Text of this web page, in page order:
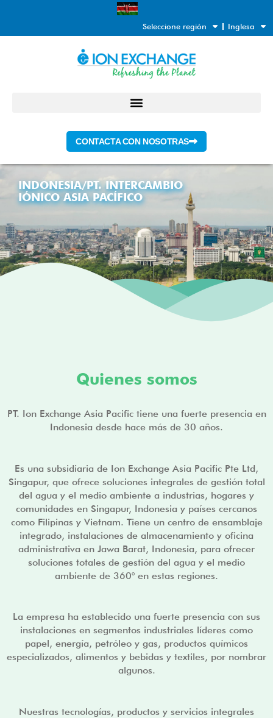
Seleccione región Inglesa
CONTACTA CON NOSOTRAS
INDONESIA/PT. INTERCAMBIO
IÓNICO ASIA PACÍFICO
Quienes somos
PT. Ion Exchange Asia Pacific tiene una fuerte presencia en
Indonesia desde hace más de 30 años.
Es una subsidiaria de Ion Exchange Asia Pacific Pte Ltd,
Singapur, que ofrece soluciones integrales de gestión total
del agua y el medio ambiente a industrias, hogares y
comunidades en Singapur, Indonesia y países cercanos
como Filipinas y Vietnam. Tiene un centro de ensamblaje
integrado, instalaciones de almacenamiento y oficina
administrativa en Jawa Barat, Indonesia, para ofrecer
soluciones totales de gestión del agua y el medio
ambiente de 360° en estas regiones.
La empresa ha establecido una fuerte presencia con sus
instalaciones en segmentos industriales líderes como
papel, energía, petróleo y gas, productos químicos
especializados, alimentos y bebidas y textiles, por nombrar
algunos.
Nuestras tecnologías, productos y servicios integrales